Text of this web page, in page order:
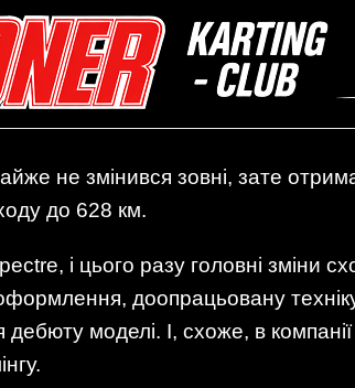
не змінився зовні, зате
до 628 км.
і цього разу головні зміни
доопрацьовану
дебюту моделі. І, схоже, в